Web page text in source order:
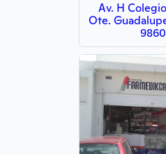
Av. H
Ote.